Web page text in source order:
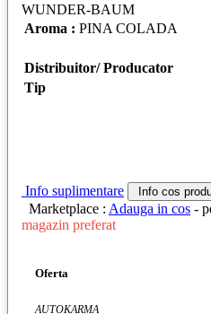
WUNDER-BAUM
Aroma : PINA COLADA
Distribuitor/ Producator
Tip
Info suplimentare Info cos
Marketplace : Adauga in cos -
magazin preferat
Oferta
AUTOKARMA